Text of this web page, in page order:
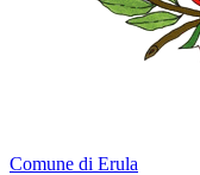
Comune di Erula